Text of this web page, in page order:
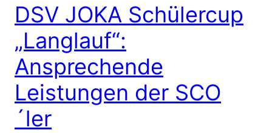
DSV JOKA Schülercup
„Langlauf“:
Ansprechende
Leistungen der SCO
´ler